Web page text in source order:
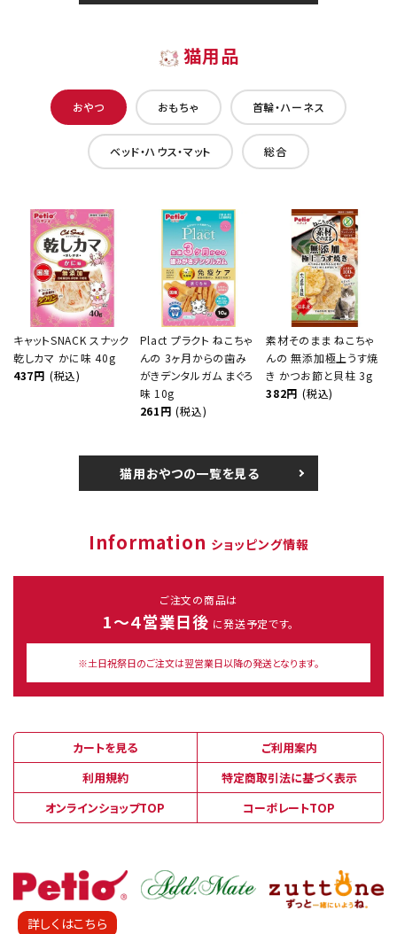
猫用品
おやつ おもちゃ 首輪・ハーネス
ベッド・ハウス・マット 総合
キャットSNACK スナック
乾しカマ かに味 40g
437円 (税込)
Plact プラクト ねこちゃ
んの 3ヶ月からの歯み
がきデンタルガム まぐろ
味 10g
261円 (税込)
素材そのまま ねこちゃ
んの 無添加極上うす焼
き かつお節と貝柱 3g
382円 (税込)
猫用おやつの一覧を見る
Information ショッピング情報
ご注文の商品は
1～４営業日後 に発送予定です。
※土日祝祭日のご注文は翌営業日以降の発送となります。
カートを見る
ご利用案内
利用規約
特定商取引法に基づく表示
オンラインショップTOP
コーポレートTOP
詳しくはこちら